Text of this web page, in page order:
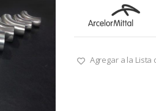
Agregar a la Lista